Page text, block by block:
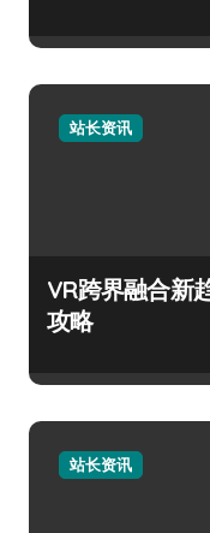
站长资讯
VR跨界融合新
攻略
站长资讯